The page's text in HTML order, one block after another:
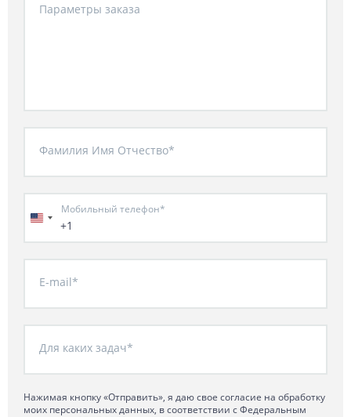
Параметры заказа
Фамилия Имя Отчество*
+1
Мобильный телефон*
E-mail*
Для каких задач*
Нажимая кнопку «Отправить», я даю свое согласие на обработку
моих персональных данных, в соответствии с Федеральным